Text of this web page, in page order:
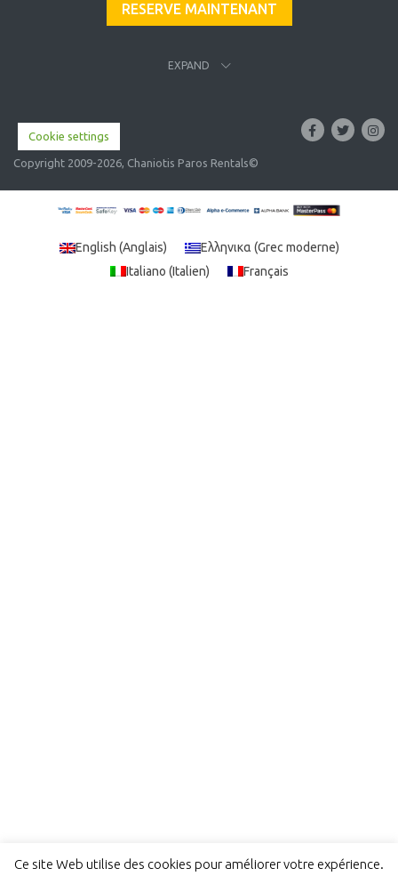
RESERVE MAINTENANT
EXPAND
Cookie settings
Copyright 2009-2026, Chaniotis Paros Rentals©
Ce site Web utilise des cookies pour améliorer votre expérience.
English (Anglais) Ελληνικα (Grec moderne)
Italiano (Italien) Français